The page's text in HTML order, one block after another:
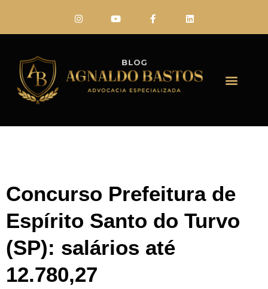
Concurso Prefeitura de
Espírito Santo do Turvo
(SP): salários até
12.780,27